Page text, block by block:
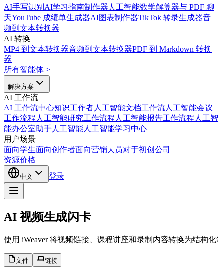
AI手写识别 AI学习指南制作器 人工智能数学解算器与 PDF 聊
天YouTube 成绩单生成器AI图表制作器TikTok 转录生成器音
频到文本转换器
AI 转换
MP4 到文本转换器音频到文本转换器PDF 到 Markdown 转换
器
所有智能体 >
解决方案
AI 工作流
AI 工作流中心知识工作者人工智能文档工作流人工智能会议
工作流程人工智能研究工作流程人工智能报告工作流程人工智
能办公室助手人工智能人工智能学习中心
用户场景
面向学生面向创作者面向营销人员对于初创公司
资源价格
中文 登录
AI 视频生成闪卡
使用 iWeaver 将视频链接、课程讲座和录制内容转换为结构
文件 链接